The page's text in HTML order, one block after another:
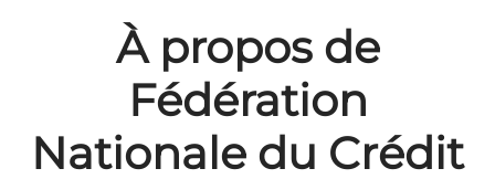
À propos de
Fédération
Nationale du Crédit